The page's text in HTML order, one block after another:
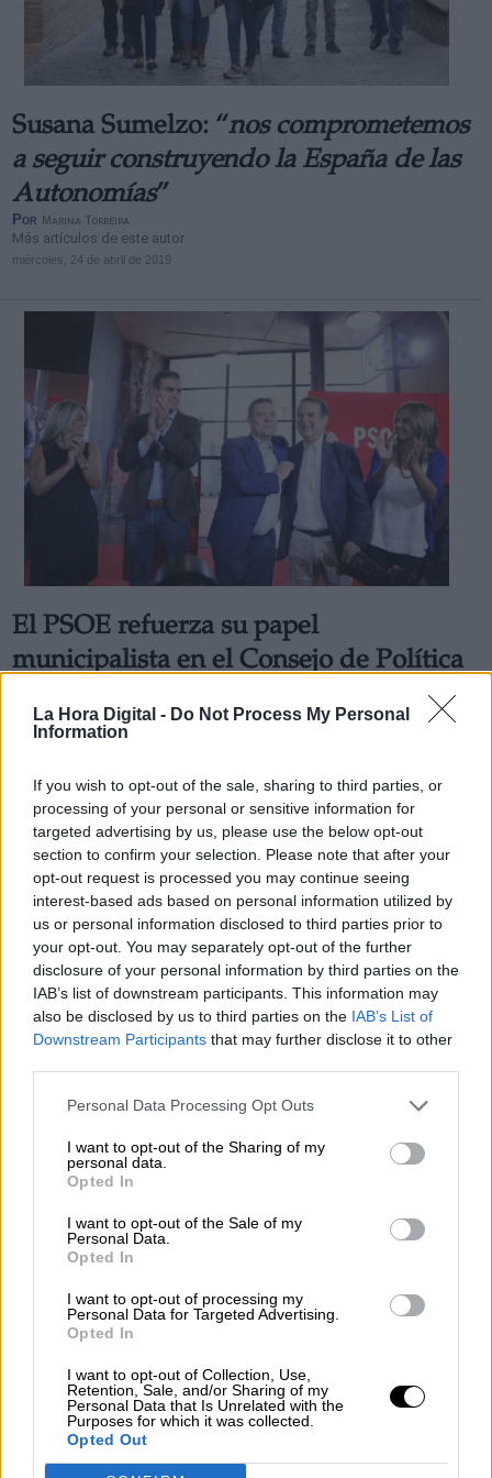
La Hora Digital - Do Not Process My Personal
Information
If you wish to opt-out of the sale, sharing to third parties, or
processing of your personal or sensitive information for
targeted advertising by us, please use the below opt-out
section to confirm your selection. Please note that after your
opt-out request is processed you may continue seeing
interest-based ads based on personal information utilized by
us or personal information disclosed to third parties prior to
your opt-out. You may separately opt-out of the further
disclosure of your personal information by third parties on the
IAB’s list of downstream participants. This information may
also be disclosed by us to third parties on the IAB’s List of
Downstream Participants that may further disclose it to other
Personal Data Processing Opt Outs
I want to opt-out of the Sharing of my
personal data.
Opted In
I want to opt-out of the Sale of my
Personal Data.
Opted In
I want to opt-out of processing my
Personal Data for Targeted Advertising.
Opted In
I want to opt-out of Collection, Use,
Retention, Sale, and/or Sharing of my
Personal Data that Is Unrelated with the
Purposes for which it was collected.
Opted Out
Susana Sumelzo: “nos comprometemos
a seguir construyendo la España de las
Autonomías”
Por Marina Torreira
Más artículos de este autor
miércoles, 24 de abril de 2019
El PSOE refuerza su papel
municipalista en el Consejo de Política
PorAdrián Sánchez
Más artículos de este autor
15.000 millones de ayudas europeas a
los Aytos y pide al PP que deje de
agitar y muestre un poco de
patriotismo
Más artículos de este autor
jueves, 20 de mayo de 2021
Derechos:
Información adicional
link